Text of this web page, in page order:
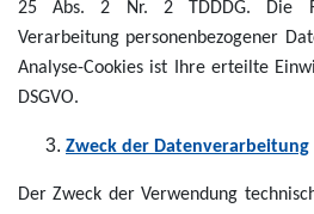
25 Abs. 2 Nr. 2 TDDDG. Die
Verarbeitung personenbezogener
Analyse-Cookies ist Ihre erteilte
DSGVO.
Zweck der Datenverarbeitung
Der Zweck der Verwendung